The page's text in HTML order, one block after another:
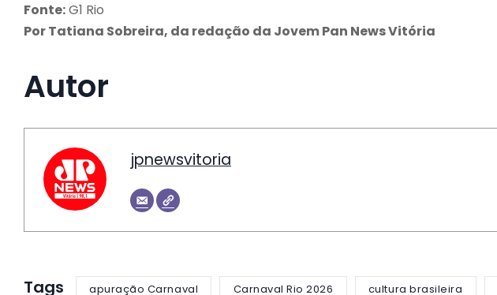
Fonte:G1 Rio
Por Tatiana Sobreira, da redação da Jovem Pan News Vitória
Autor
jpnewsvitoria
Tags apuração Carnaval Carnaval Rio 2026 cultura brasileira